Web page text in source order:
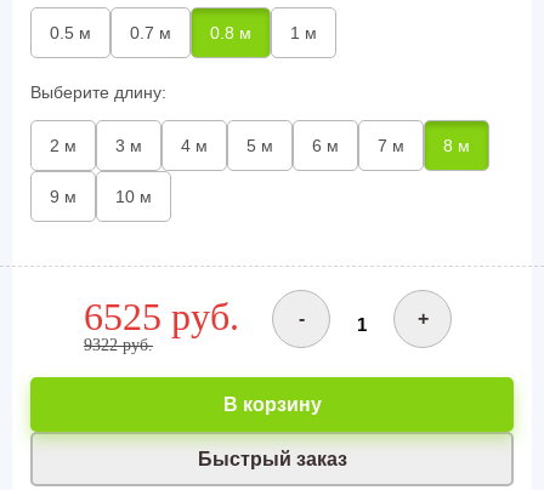
0.5 м 0.7 м 0.8 м 1 м
Выберите длину:
2 м 3 м 4 м 5 м 6 м 7 м 8 м
9 м 10 м
6525 руб.
9322 руб.
- +
Быстрый заказ
В корзину